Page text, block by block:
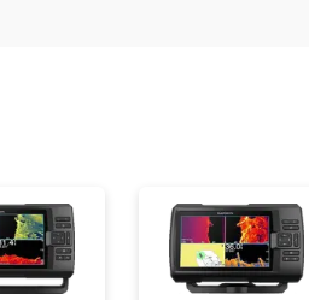
Заказать